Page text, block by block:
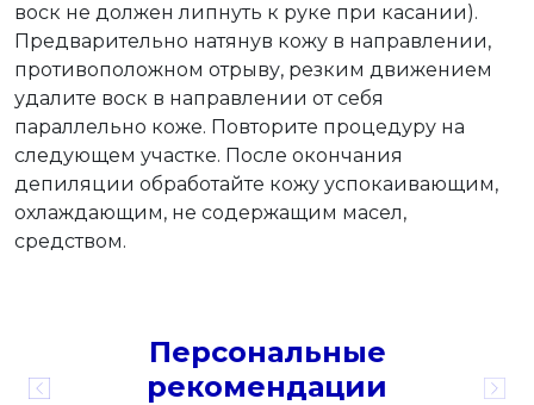
воск не должен липнуть к руке при касании).
Предварительно натянув кожу в направлении,
противоположном отрыву, резким движением
удалите воск в направлении от себя
параллельно коже. Повторите процедуру на
следующем участке. После окончания
депиляции обработайте кожу успокаивающим,
охлаждающим, не содержащим масел,
средством.
Персональные
рекомендации